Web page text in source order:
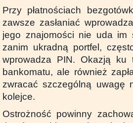
Przy płatnościach
zawsze zasłaniać
jego znajomości nie uda
zanim ukradną portfel,
wprowadza PIN. Okazją ku
bankomatu, ale również
zwracać szczególną uwagę
kolejce.
Ostrożność powinny